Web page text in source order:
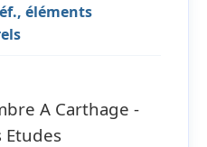
éléments
A Carthage -